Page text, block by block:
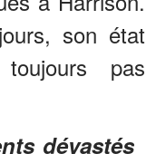
son état
pas